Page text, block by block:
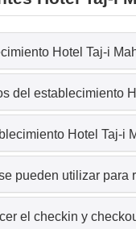
Hotel Taj-i
del establecimiento
Hotel Taj-i
pueden utilizar
el checkin y